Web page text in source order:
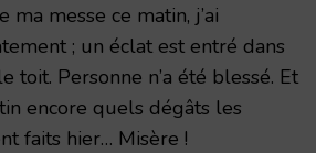
ma messe ce matin, j’ai
; un éclat est entré dans
toit. Personne n’a été blessé. Et
encore quels dégâts les
faits hier… Misère !